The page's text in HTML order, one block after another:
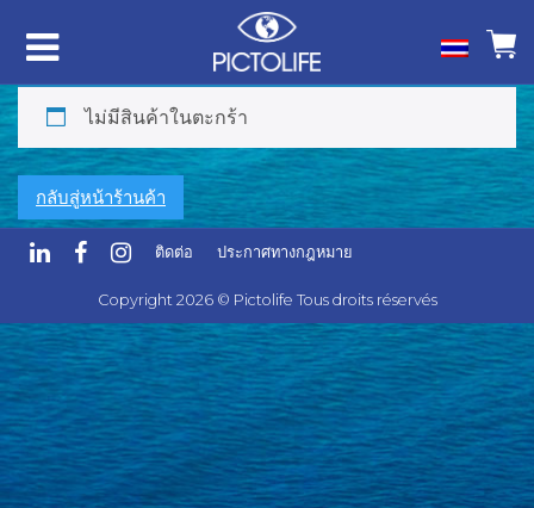
ไม่มีสินค้าในตะกร้า
กลับสู่หน้าร้านค้า
ติดต่อ ประกาศทางกฎหมาย
Copyright 2026 © Pictolife Tous droits réservés